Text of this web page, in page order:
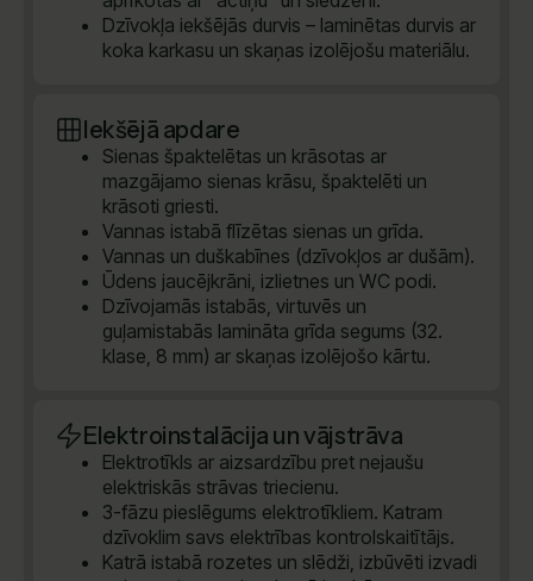
Dzīvokļa iekšējās durvis – laminētas durvis ar
koka karkasu un skaņas izolējošu materiālu.
Iekšējā apdare
Sienas špaktelētas un krāsotas ar
mazgājamo sienas krāsu, špaktelēti un
krāsoti griesti.
Vannas istabā flīzētas sienas un grīda.
Vannas un duškabīnes (dzīvokļos ar dušām).
Ūdens jaucējkrāni, izlietnes un WC podi.
Dzīvojamās istabās, virtuvēs un
guļamistabās lamināta grīda segums (32.
klase, 8 mm) ar skaņas izolējošo kārtu.
Elektroinstalācija un vājstrāva
Elektrotīkls ar aizsardzību pret nejaušu
elektriskās strāvas triecienu.
3-fāzu pieslēgums elektrotīkliem. Katram
dzīvoklim savs elektrības kontrolskaitītājs.
Katrā istabā rozetes un slēdži, izbūvēti izvadi